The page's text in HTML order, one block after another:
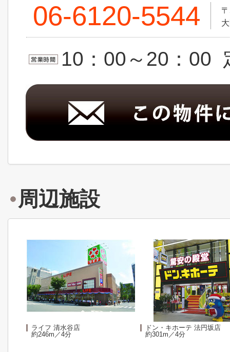
06-6120-5544
10：00～20：00
周辺施設
ライフ 清水谷店
約246m／4分
ドン・キホーテ 法円坂店
約301m／4分